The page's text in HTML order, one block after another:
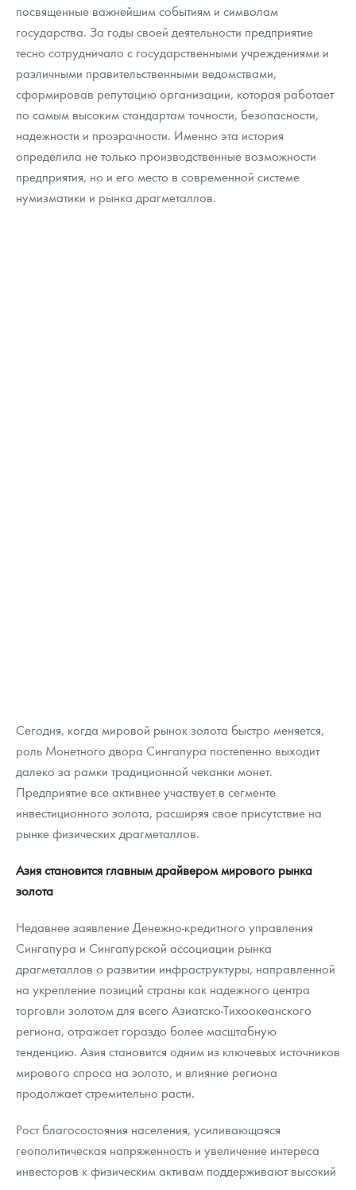
посвященные важнейшим событиям и символам
государства. За годы своей деятельности предприятие
тесно сотрудничало с государственными учреждениями и
различными правительственными ведомствами,
сформировав репутацию организации, которая работает
по самым высоким стандартам точности, безопасности,
надежности и прозрачности. Именно эта история
определила не только производственные возможности
предприятия, но и его место в современной системе
нумизматики и рынка драгметаллов.
Сегодня, когда мировой рынок золота быстро меняется,
роль Монетного двора Сингапура постепенно выходит
далеко за рамки традиционной чеканки монет.
Предприятие все активнее участвует в сегменте
инвестиционного золота, расширяя свое присутствие на
рынке физических драгметаллов.
Азия становится главным драйвером мирового рынка
золота
Недавнее заявление Денежно-кредитного управления
Сингапура и Сингапурской ассоциации рынка
драгметаллов о развитии инфраструктуры, направленной
на укрепление позиций страны как надежного центра
торговли золотом для всего Азиатско-Тихоокеанского
региона, отражает гораздо более масштабную
тенденцию. Азия становится одним из ключевых источников
мирового спроса на золото, и влияние региона
продолжает стремительно расти.
Рост благосостояния населения, усиливающаяся
геополитическая напряженность и увеличение интереса
инвесторов к физическим активам поддерживают высокий